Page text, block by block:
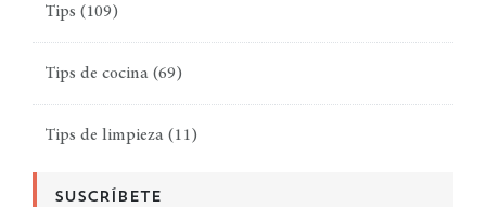
Tips (109)
Tips de cocina (69)
Tips de limpieza (11)
SUSCRÍBETE